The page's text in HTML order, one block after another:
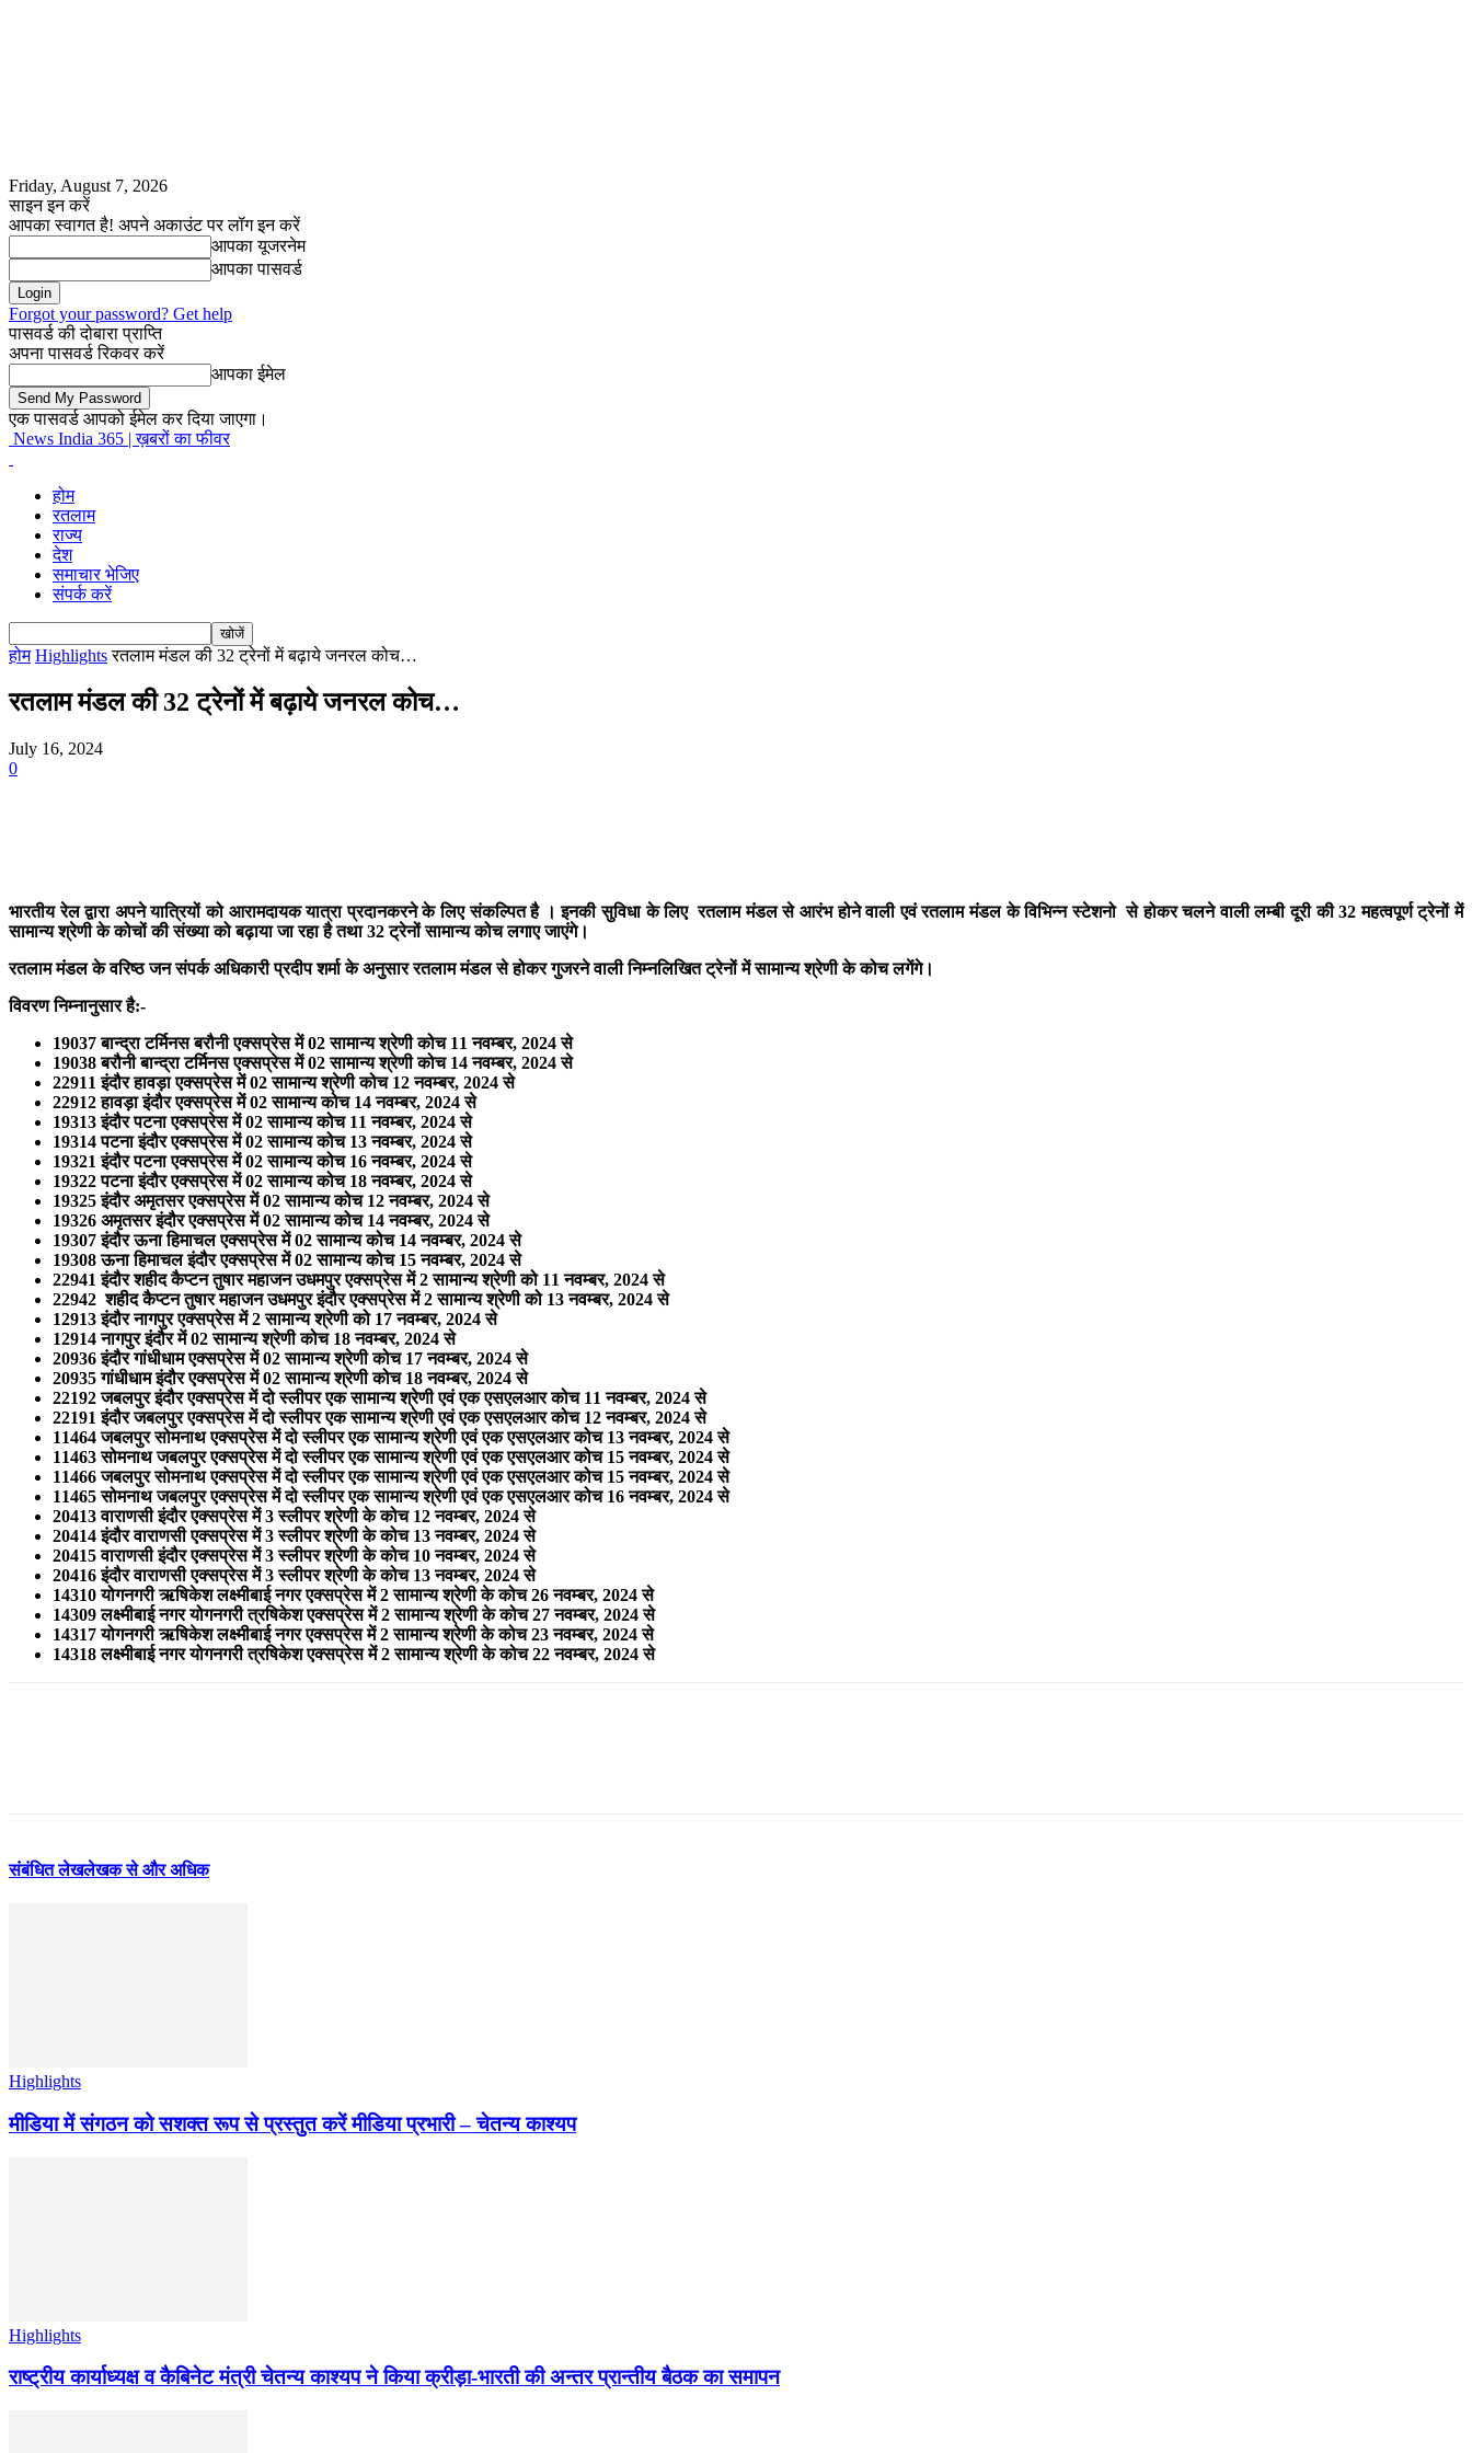
Friday, August 7, 2026
साइन इन करें
आपका स्वागत है! अपने अकाउंट पर लॉग इन करें
आपका यूजरनेम
आपका पासवर्ड
Forgot your password? Get help
पासवर्ड की दोबारा प्राप्ति
अपना पासवर्ड रिकवर करें
आपका ईमेल
एक पासवर्ड आपको ईमेल कर दिया जाएगा।
News India 365 | ख़बरों का फीवर
होम
रतलाम
राज्य
देश
समाचार भेजिए
संपर्क करें
होम Highlights रतलाम मंडल की 32 ट्रेनों में बढ़ाये जनरल कोच…
रतलाम मंडल की 32 ट्रेनों में बढ़ाये जनरल कोच…
July 16, 2024
0
भारतीय रेल द्वारा अपने यात्रियों को आरामदायक यात्रा प्रदानकरने के लिए संकल्पित है । इनकी सुविधा के लिए रतलाम मंडल से आरंभ होने वाली एवं रतलाम मंडल के विभिन्‍न स्‍टेशनो से होकर चलने वाली लम्‍बी दूरी की 32 महत्वपूर्ण ट्रेनों में
सामान्य श्रेणी के कोचों की संख्या को बढ़ाया जा रहा है तथा 32 ट्रेनों सामान्‍य कोच लगाए जाएंगे।
रतलाम मंडल के वरिष्ठ जन संपर्क अधिकारी प्रदीप शर्मा के अनुसार रतलाम मंडल से होकर गुजरने वाली निम्‍नलिखित ट्रेनों में सामान्‍य श्रेणी के कोच लगेंगे।
विवरण निम्‍नानुसार है:-
19037 बान्‍द्रा टर्मिनस बरौनी एक्‍सप्रेस में 02 सामान्‍य श्रेणी कोच 11 नवम्‍बर, 2024 से
19038 बरौनी बान्‍द्रा टर्मिनस एक्‍सप्रेस में 02 सामान्‍य श्रेणी कोच 14 नवम्‍बर, 2024 से
22911 इंदौर हावड़ा एक्‍सप्रेस में 02 सामान्‍य श्रेणी कोच 12 नवम्‍बर, 2024 से
22912 हावड़ा इंदौर एक्‍सप्रेस में 02 सामान्‍य कोच 14 नवम्‍बर, 2024 से
19313 इंदौर पटना एक्‍सप्रेस में 02 सामान्‍य कोच 11 नवम्‍बर, 2024 से
19314 पटना इंदौर एक्‍सप्रेस में 02 सामान्‍य कोच 13 नवम्‍बर, 2024 से
19321 इंदौर पटना एक्‍सप्रेस में 02 सामान्‍य कोच 16 नवम्‍बर, 2024 से
19322 पटना इंदौर एक्‍सप्रेस में 02 सामान्‍य कोच 18 नवम्‍बर, 2024 से
19325 इंदौर अमृतसर एक्‍सप्रेस में 02 सामान्‍य कोच 12 नवम्‍बर, 2024 से
19326 अमृतसर इंदौर एक्‍सप्रेस में 02 सामान्‍य कोच 14 नवम्‍बर, 2024 से
19307 इंदौर ऊना हिमाचल एक्‍सप्रेस में 02 सामान्‍य कोच 14 नवम्‍बर, 2024 से
19308 ऊना हिमाचल इंदौर एक्‍सप्रेस में 02 सामान्‍य कोच 15 नवम्‍बर, 2024 से
22941 इंदौर शहीद कैप्‍टन तुषार महाजन उधमपुर एक्‍सप्रेस में 2 सामान्‍य श्रेणी को 11 नवम्‍बर, 2024 से
22942 शहीद कैप्‍टन तुषार महाजन उधमपुर इंदौर एक्‍सप्रेस में 2 सामान्‍य श्रेणी को 13 नवम्‍बर, 2024 से
12913 इंदौर नागपुर एक्‍सप्रेस में 2 सामान्‍य श्रेणी को 17 नवम्‍बर, 2024 से
12914 नागपुर इंदौर में 02 सामान्‍य श्रेणी कोच 18 नवम्‍बर, 2024 से
20936 इंदौर गांधीधाम एक्‍सप्रेस में 02 सामान्‍य श्रेणी कोच 17 नवम्‍बर, 2024 से
20935 गांधीधाम इंदौर एक्‍सप्रेस में 02 सामान्‍य श्रेणी कोच 18 नवम्‍बर, 2024 से
22192 जबलपुर इंदौर एक्‍सप्रेस में दो स्‍लीपर एक सामान्‍य श्रेणी एवं एक एसएलआर कोच 11 नवम्‍बर, 2024 से
22191 इंदौर जबलपुर एक्‍सप्रेस में दो स्‍लीपर एक सामान्‍य श्रेणी एवं एक एसएलआर कोच 12 नवम्‍बर, 2024 से
11464 जबलपुर सोमनाथ एक्‍सप्रेस में दो स्‍लीपर एक सामान्‍य श्रेणी एवं एक एसएलआर कोच 13 नवम्‍बर, 2024 से
11463 सोमनाथ जबलपुर एक्‍सप्रेस में दो स्‍लीपर एक सामान्‍य श्रेणी एवं एक एसएलआर कोच 15 नवम्‍बर, 2024 से
11466 जबलपुर सोमनाथ एक्‍सप्रेस में दो स्‍लीपर एक सामान्‍य श्रेणी एवं एक एसएलआर कोच 15 नवम्‍बर, 2024 से
11465 सोमनाथ जबलपुर एक्‍सप्रेस में दो स्‍लीपर एक सामान्‍य श्रेणी एवं एक एसएलआर कोच 16 नवम्‍बर, 2024 से
20413 वाराणसी इंदौर एक्‍सप्रेस में 3 स्‍लीपर श्रेणी के कोच 12 नवम्‍बर, 2024 से
20414 इंदौर वाराणसी एक्‍सप्रेस में 3 स्‍लीपर श्रेणी के कोच 13 नवम्‍बर, 2024 से
20415 वाराणसी इंदौर एक्‍सप्रेस में 3 स्‍लीपर श्रेणी के कोच 10 नवम्‍बर, 2024 से
20416 इंदौर वाराणसी एक्‍सप्रेस में 3 स्‍लीपर श्रेणी के कोच 13 नवम्‍बर, 2024 से
14310 योगनगरी ऋषिकेश लक्ष्‍मीबाई नगर एक्‍सप्रेस में 2 सामान्‍य श्रेणी के कोच 26 नवम्‍बर, 2024 से
14309 लक्ष्‍मीबाई नगर योगनगरी त्रषिकेश एक्‍सप्रेस में 2 सामान्‍य श्रेणी के कोच 27 नवम्‍बर, 2024 से
14317 योगनगरी ऋषिकेश लक्ष्‍मीबाई नगर एक्‍सप्रेस में 2 सामान्‍य श्रेणी के कोच 23 नवम्‍बर, 2024 से
14318 लक्ष्‍मीबाई नगर योगनगरी त्रषिकेश एक्‍सप्रेस में 2 सामान्‍य श्रेणी के कोच 22 नवम्‍बर, 2024 से
संबंधित लेखलेखक से और अधिक
Highlights
मीडिया में संगठन को सशक्त रूप से प्रस्तुत करें मीडिया प्रभारी – चेतन्य काश्यप
Highlights
राष्ट्रीय कार्याध्यक्ष व कैबिनेट मंत्री चेतन्य काश्यप ने किया क्रीड़ा-भारती की अन्तर प्रान्तीय बैठक का समापन